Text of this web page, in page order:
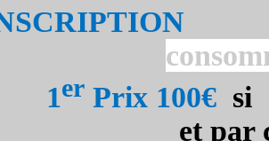
1erPrix 100€si
et par